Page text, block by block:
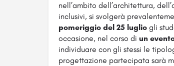
nell’ambito dell’architettura,
inclusivi, si svolgerà
pomeriggio del 25 luglio gli
occasione, nel corso di un
individuare con gli stessi le
progettazione partecipata sarà